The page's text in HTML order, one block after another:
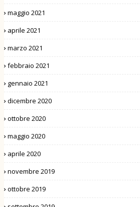
maggio 2021
aprile 2021
marzo 2021
febbraio 2021
gennaio 2021
dicembre 2020
ottobre 2020
maggio 2020
aprile 2020
novembre 2019
ottobre 2019